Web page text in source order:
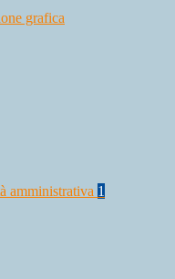
grafica
amministrativa 1